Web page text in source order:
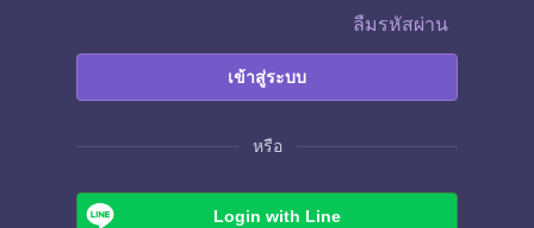
ลืมรหัสผ่าน
เข้าสู่ระบบ
หรือ
Login with Line